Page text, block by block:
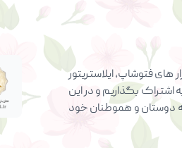
فتوشاپ، ایلاستریتور
اشتراک بگذاریم و در این
به دوستان و هموطنان خود